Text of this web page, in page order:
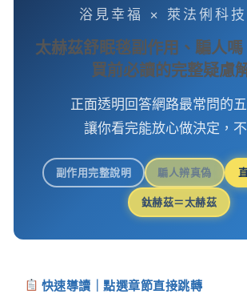
浴見幸福 × 萊法俐科技
太赫茲舒眠毯副作用、騙人嗎
買前必讀的完整疑慮
正面透明回答網路最常問的
讓你看完能放心做決定，
副作用完整說明 騙人辨真偽
鈦赫茲＝太赫茲
快速導讀｜點選章節直接跳轉